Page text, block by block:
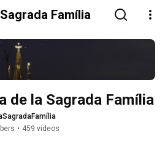
Família
de la Sagrada Família
• 459 videos